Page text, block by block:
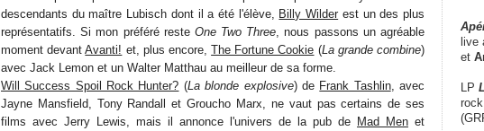
descendants du maître Lubisch dont il a été l'élève,
Billy Wilder est un des plus
représentatifs. Si mon préféré reste One Two Three , nous passons un agréable
moment devantAvanti! et, plus encore,The Fortune Cookie (La grande combine)
avec Jack Lemon et un Walter Matthau au meilleur de sa forme.
Will Success Spoil Rock Hunter? (La blonde explosive) de Frank Tashlin, avec
Jayne Mansfield, Tony Randall et Groucho Marx, ne vaut pas certains de ses
films avec Jerry Lewis, mais il annonce l'univers de la pub de Mad Men et
live
et
LP